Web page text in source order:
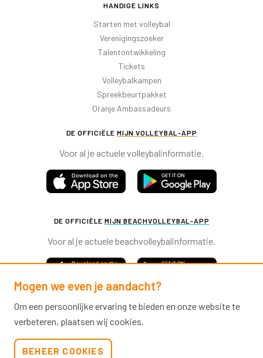
HANDIGE LINKS
Starten met volleybal
Verenigingszoeker
Talentontwikkeling
Tickets
Volleybalkampen
Spreekbeurtpakket
Oranje Ambassadeurs
DE OFFICIËLE MIJN VOLLEYBAL-APP
Voor al je actuele volleybalinformatie.
DE OFFICIËLE MIJN BEACHVOLLEYBAL-APP
Voor al je actuele beachvolleybalinformatie.
Mogen we even je aandacht?
Om een persoonlijke ervaring te bieden en onze website te
verbeteren, plaatsen wij cookies.
BEHEER COOKIES